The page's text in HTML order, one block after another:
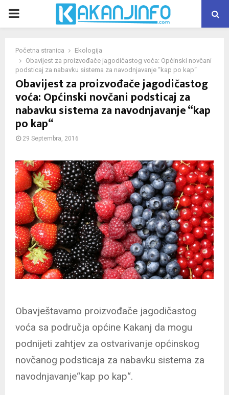
PRIMARY
Početna stranica
Ekologija
Obavijest za proizvođače jagodičastog voća: Općinski novčani
podsticaj za nabavku sistema za navodnjavanje “kap po kap“
Obavijest za proizvođače jagodičastog
voća: Općinski novčani podsticaj za
nabavku sistema za navodnjavanje “kap
po kap“
29 Septembra, 2016
Obavještavamo proizvođače jagodičastog
voća sa područja općine Kakanj da mogu
podnijeti zahtjev za ostvarivanje općinskog
novčanog podsticaja za nabavku sistema za
navodnjavanje“kap po kap“.